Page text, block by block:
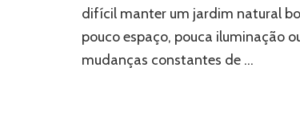
difícil manter um jardim natural
pouco espaço, pouca iluminação
mudanças constantes de …